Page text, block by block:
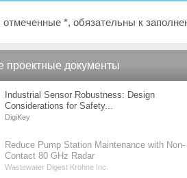
отмеченные *, обязательны к
проектные документы
Industrial Sensor Robustness: Design
Considerations for Safety...
DigiKey
Reduce Pump Station Maintenance with Non-
Contact 80 GHz Radar
Wastewater Digest Krohne Inc.